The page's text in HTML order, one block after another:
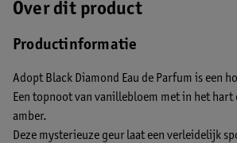
Over dit product
Productinformatie
Adopt Black Diamond Eau de Parfum is een
Een topnoot van vanillebloem met in het
amber.
Deze mysterieuze geur laat een verleidelijk